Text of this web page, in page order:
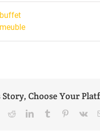
buffet
meuble
Story, Choose Your
RedditLinkedInTumblr Pinterest
Vk